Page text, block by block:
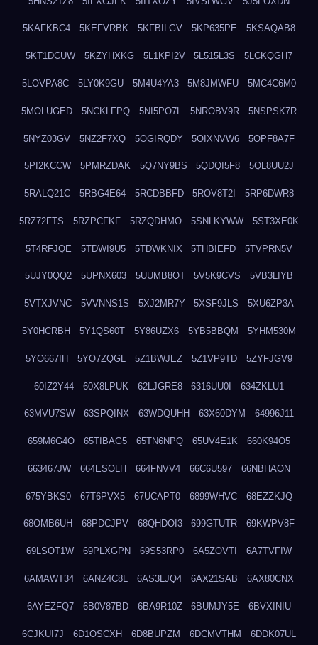
5KAFKBC4 5KEFVRBK 5KFBILGV 5KP635PE 5KSAQAB8
5KT1DCUW 5KZYHXKG 5L1KPI2V 5L515L3S 5LCKQGH7
5LOVPA8C 5LY0K9GU 5M4U4YA3 5M8JMWFU 5MC4C6M0
5MOLUGED 5NCKLFPQ 5NI5PO7L 5NROBV9R 5NSPSK7R
5NYZ03GV 5NZ2F7XQ 5OGIRQDY 5OIXNVW6 5OPF8A7F
5PI2KCCW 5PMRZDAK 5Q7NY9BS 5QDQI5F8 5QL8UU2J
5RALQ21C 5RBG4E64 5RCDBBFD 5ROV8T2I 5RP6DWR8
5RZ72FTS 5RZPCFKF 5RZQDHMO 5SNLKYWW 5ST3XE0K
5T4RFJQE 5TDWI9U5 5TDWKNIX 5THBIEFD 5TVPRN5V
5UJY0QQ2 5UPNX603 5UUMB8OT 5V5K9CVS 5VB3LIYB
5VTXJVNC 5VVNNS1S 5XJ2MR7Y 5XSF9JLS 5XU6ZP3A
5Y0HCRBH 5Y1QS60T 5Y86UZX6 5YB5BBQM 5YHM530M
5YO667IH 5YO7ZQGL 5Z1BWJEZ 5Z1VP9TD 5ZYFJGV9
60IZ2Y44 60X8LPUK 62LJGRE8 6316UU0I 634ZKLU1
63MVU7SW 63SPQINX 63WDQUHH 63X60DYM 64996J11
659M6G4O 65TIBAG5 65TN6NPQ 65UV4E1K 660K94O5
663467JW 664ESOLH 664FNVV4 66C6U597 66NBHAON
675YBKS0 67T6PVX5 67UCAPT0 6899WHVC 68EZZKJQ
68OMB6UH 68PDCJPV 68QHDOI3 699GTUTR 69KWPV8F
69LSOT1W 69PLXGPN 69S53RP0 6A5ZOVTI 6A7TVFIW
6AMAWT34 6ANZ4C8L 6AS3LJQ4 6AX21SAB 6AX80CNX
6AYEZFQ7 6B0V87BD 6BA9R10Z 6BUMJY5E 6BVXINIU
6CJKUI7J 6D1OSCXH 6D8BUPZM 6DCMVTHM 6DDK07UL